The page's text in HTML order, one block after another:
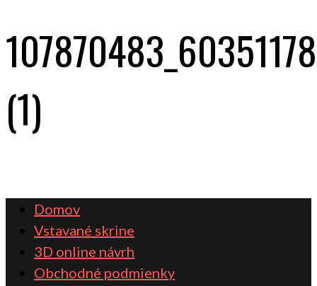
(1)
Domov
Vstavané skrine
3D online návrh
Obchodné podmienky